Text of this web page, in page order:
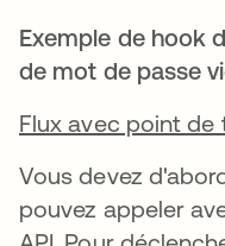
Exemple de hook
de mot de passe
Flux avec point de
Vous devez
pouvez appeler